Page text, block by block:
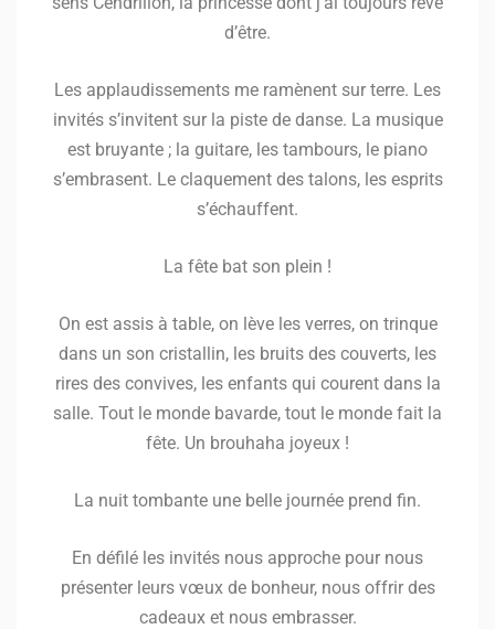
d’être.
Les applaudissements me ramènent sur terre. Les
invités s’invitent sur la piste de danse. La musique
est bruyante ; la guitare, les tambours, le piano
s’embrasent. Le claquement des talons, les esprits
s’échauffent.
La fête bat son plein !
On est assis à table, on lève les verres, on trinque
dans un son cristallin, les bruits des couverts, les
rires des convives, les enfants qui courent dans la
salle. Tout le monde bavarde, tout le monde fait la
fête. Un brouhaha joyeux !
La nuit tombante une belle journée prend fin.
En défilé les invités nous approche pour nous
présenter leurs vœux de bonheur, nous offrir des
cadeaux et nous embrasser.